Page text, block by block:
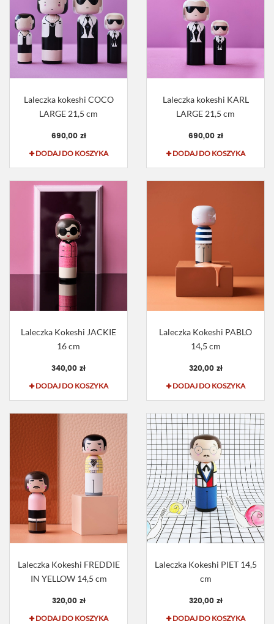
Laleczka kokeshi COCO
LARGE 21,5 cm
690,00 zł
DODAJ DO KOSZYKA
Laleczka kokeshi KARL
LARGE 21,5 cm
690,00 zł
DODAJ DO KOSZYKA
Laleczka Kokeshi JACKIE
16 cm
340,00 zł
DODAJ DO KOSZYKA
Laleczka Kokeshi PABLO
14,5 cm
320,00 zł
DODAJ DO KOSZYKA
Laleczka Kokeshi FREDDIE
IN YELLOW 14,5 cm
320,00 zł
DODAJ DO KOSZYKA
Laleczka Kokeshi PIET 14,5
cm
320,00 zł
DODAJ DO KOSZYKA